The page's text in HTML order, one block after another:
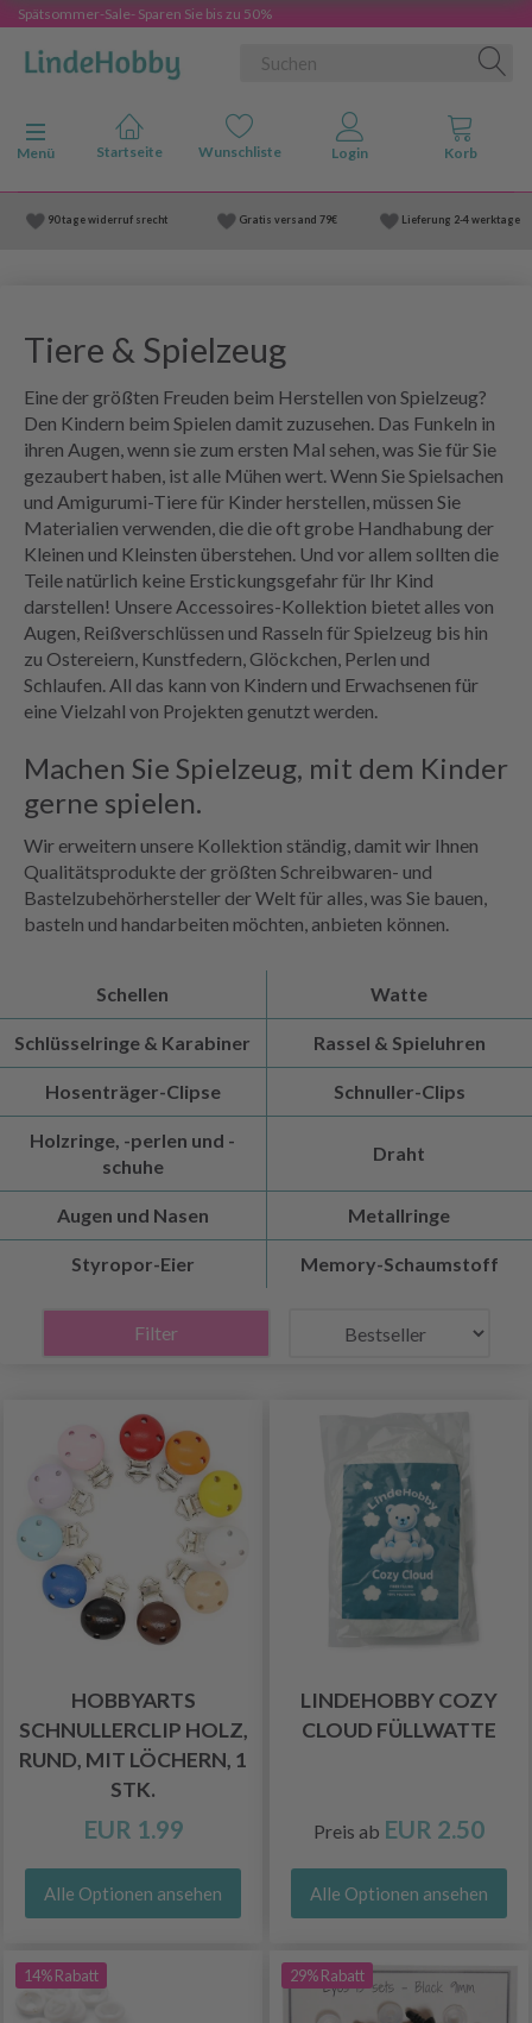
Spätsommer-Sale- Sparen Sie bis zu 50%
Anzeige ändern
Menü
90 tage widerruf srecht Gratis versand 79€ Lieferung 2-4 werktage
Tiere & Spielzeug
Eine der größten Freuden beim Herstellen von Spielzeug?
Den Kindern beim Spielen damit zuzusehen. Das Funkeln in
ihren Augen, wenn sie zum ersten Mal sehen, was Sie für Sie
gezaubert haben, ist alle Mühen wert. Wenn Sie Spielsachen
und Amigurumi-Tiere für Kinder herstellen, müssen Sie
Materialien verwenden, die die oft grobe Handhabung der
Kleinen und Kleinsten überstehen. Und vor allem sollten die
Teile natürlich keine Erstickungsgefahr für Ihr Kind
darstellen! Unsere Accessoires-Kollektion bietet alles von
Augen, Reißverschlüssen und Rasseln für Spielzeug bis hin
zu Ostereiern, Kunstfedern, Glöckchen, Perlen und
Schlaufen. All das kann von Kindern und Erwachsenen für
eine Vielzahl von Projekten genutzt werden.
Machen Sie Spielzeug, mit dem Kinder
gerne spielen.
Wir erweitern unsere Kollektion ständig, damit wir Ihnen
Qualitätsprodukte der größten Schreibwaren- und
Bastelzubehörhersteller der Welt für alles, was Sie bauen,
basteln und handarbeiten möchten, anbieten können.
Schellen Watte
Schlüsselringe & Karabiner Rassel & Spieluhren
Hosenträger-Clipse Schnuller-Clips
Holzringe, -perlen und -
schuhe
Draht
Augen und Nasen Metallringe
Styropor-Eier Memory-Schaumstoff
Filter
HOBBYARTS
SCHNULLERCLIP HOLZ,
RUND, MIT LÖCHERN, 1
STK.
EUR 1.99
Alle Optionen ansehen
LINDEHOBBY COZY
CLOUD FÜLLWATTE
Preis ab EUR 2.50
Alle Optionen ansehen
14% Rabatt 29% Rabatt